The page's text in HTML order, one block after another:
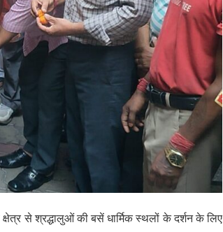
से श्रद्धालुओं की बसें धार्मिक स्थलों के दर्शन के लिए